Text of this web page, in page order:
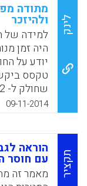
לינק
מתודה
ולהיזכר
למידה של
היה זמן
יודע על
קיבלו זמן
שרצו.
שאלו מהם
מחודשת
השני.
על התוכן
09-11-2014
תקציר
הוראה
עם חוסר